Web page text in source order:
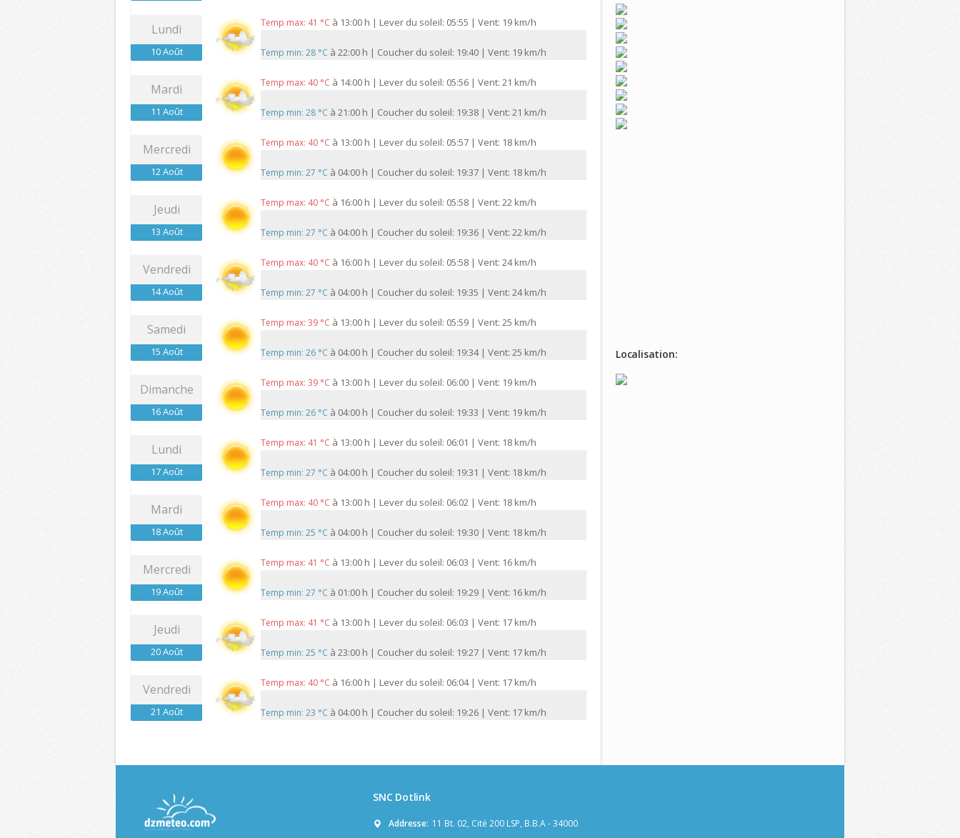
Lundi
10 Août
Temp max: 41 °C à 13:00 h | Lever du soleil: 05:55 | Vent: 19 km/h
Temp min: 28 °C à 22:00 h | Coucher du soleil: 19:40 | Vent: 19 km/h
Mardi
11 Août
Temp max: 40 °C à 14:00 h | Lever du soleil: 05:56 | Vent: 21 km/h
Temp min: 28 °C à 21:00 h | Coucher du soleil: 19:38 | Vent: 21 km/h
Mercredi
12 Août
Temp max: 40 °C à 13:00 h | Lever du soleil: 05:57 | Vent: 18 km/h
Temp min: 27 °C à 04:00 h | Coucher du soleil: 19:37 | Vent: 18 km/h
Jeudi
13 Août
Temp max: 40 °C à 16:00 h | Lever du soleil: 05:58 | Vent: 22 km/h
Temp min: 27 °C à 04:00 h | Coucher du soleil: 19:36 | Vent: 22 km/h
Vendredi
14 Août
Temp max: 40 °C à 16:00 h | Lever du soleil: 05:58 | Vent: 24 km/h
Temp min: 27 °C à 04:00 h | Coucher du soleil: 19:35 | Vent: 24 km/h
Samedi
15 Août
Temp max: 39 °C à 13:00 h | Lever du soleil: 05:59 | Vent: 25 km/h
Temp min: 26 °C à 04:00 h | Coucher du soleil: 19:34 | Vent: 25 km/h
Dimanche
16 Août
Temp max: 39 °C à 13:00 h | Lever du soleil: 06:00 | Vent: 19 km/h
Temp min: 26 °C à 04:00 h | Coucher du soleil: 19:33 | Vent: 19 km/h
Lundi
17 Août
Temp max: 41 °C à 13:00 h | Lever du soleil: 06:01 | Vent: 18 km/h
Temp min: 27 °C à 04:00 h | Coucher du soleil: 19:31 | Vent: 18 km/h
Mardi
18 Août
Temp max: 40 °C à 13:00 h | Lever du soleil: 06:02 | Vent: 18 km/h
Temp min: 25 °C à 04:00 h | Coucher du soleil: 19:30 | Vent: 18 km/h
Mercredi
19 Août
Temp max: 41 °C à 13:00 h | Lever du soleil: 06:03 | Vent: 16 km/h
Temp min: 27 °C à 01:00 h | Coucher du soleil: 19:29 | Vent: 16 km/h
Jeudi
20 Août
Temp max: 41 °C à 13:00 h | Lever du soleil: 06:03 | Vent: 17 km/h
Temp min: 25 °C à 23:00 h | Coucher du soleil: 19:27 | Vent: 17 km/h
Vendredi
21 Août
Temp max: 40 °C à 16:00 h | Lever du soleil: 06:04 | Vent: 17 km/h
Temp min: 23 °C à 04:00 h | Coucher du soleil: 19:26 | Vent: 17 km/h
Localisation:
SNC Dotlink
Addresse: 11 Bt. 02, Cité 200 LSP, B.B.A - 34000